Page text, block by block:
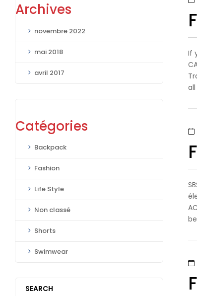
Archives
novembre 2022
mai 2018
avril 2017
Catégories
Backpack
Fashion
Life Style
Non classé
Shorts
Swimwear
SEARCH
If